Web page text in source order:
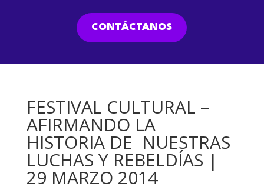
CONTÁCTANOS
FESTIVAL CULTURAL –
AFIRMANDO LA
HISTORIA DE NUESTRAS
LUCHAS Y REBELDÍAS |
29 MARZO 2014